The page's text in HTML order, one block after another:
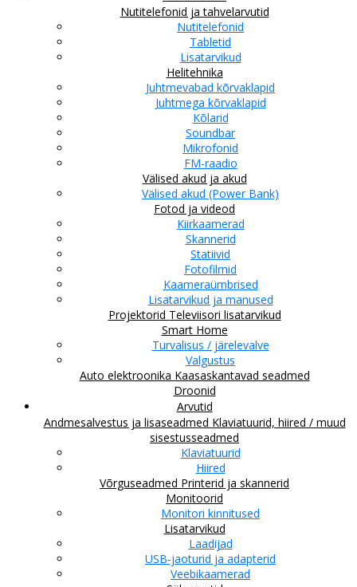
Nutitelefonid ja tahvelarvutid
Nutitelefonid
Tabletid
Lisatarvikud
Helitehnika
Juhtmevabad kõrvaklapid
Juhtmega kõrvaklapid
Kõlarid
Soundbar
Mikrofonid
FM-raadio
Välised akud ja akud
Välised akud (Power Bank)
Fotod ja videod
Kiirkaamerad
Skannerid
Statiivid
Fotofilmid
Kaameraümbrised
Lisatarvikud ja manused
Projektorid Televiisori lisatarvikud
Smart Home
Turvalisus / järelevalve
Valgustus
Auto elektroonika Kaasaskantavad seadmed
Droonid
Arvutid
Andmesalvestus ja lisaseadmed Klaviatuurid, hiired / muud
sisestusseadmed
Klaviatuurid
Hiired
Võrguseadmed Printerid ja skannerid
Monitoorid
Monitori kinnitused
Lisatarvikud
Laadijad
USB-jaoturid ja adapterid
Veebikaamerad